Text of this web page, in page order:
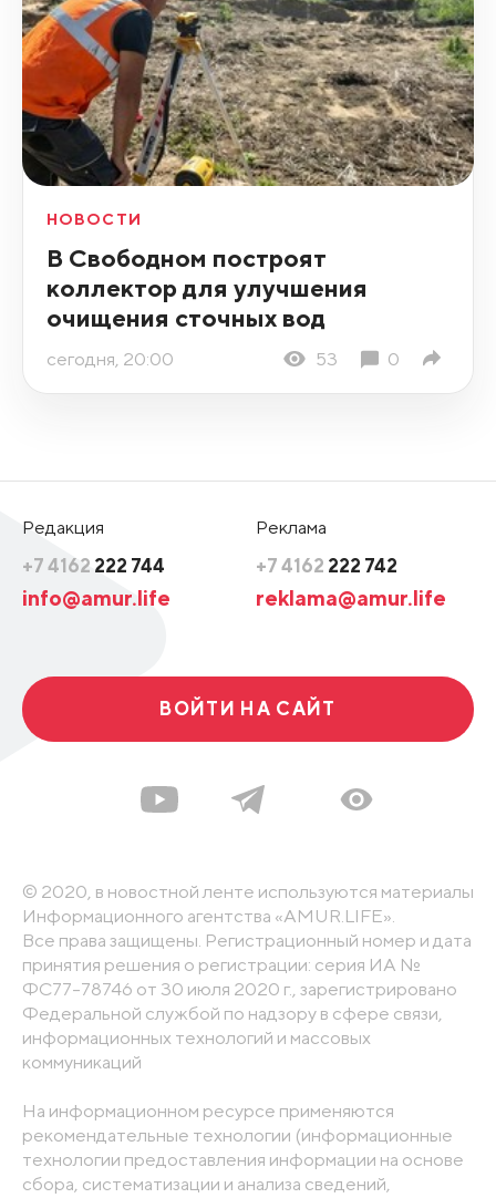
НОВОСТИ
В Свободном построят
коллектор для улучшения
очищения сточных вод
сегодня, 20:00 53 0
Редакция
+7 4162 222 744
info@amur.life
Реклама
+7 4162 222 742
reklama@amur.life
ВОЙТИ НА САЙТ
© 2020, в новостной ленте используются материалы
Информационного агентства «AMUR.LIFE».
Все права защищены. Регистрационный номер и дата
принятия решения о регистрации: серия ИА №
ФС77-78746 от 30 июля 2020 г., зарегистрировано
Федеральной службой по надзору в сфере связи,
информационных технологий и массовых
коммуникаций
На информационном ресурсе применяются
рекомендательные технологии (информационные
технологии предоставления информации на основе
сбора, систематизации и анализа сведений,